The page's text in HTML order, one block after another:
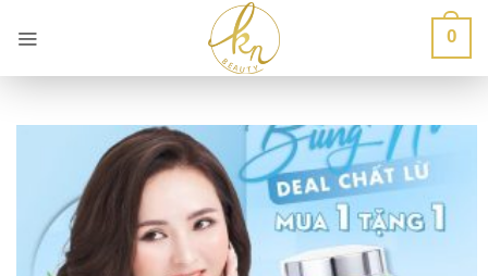
qua
nội
0